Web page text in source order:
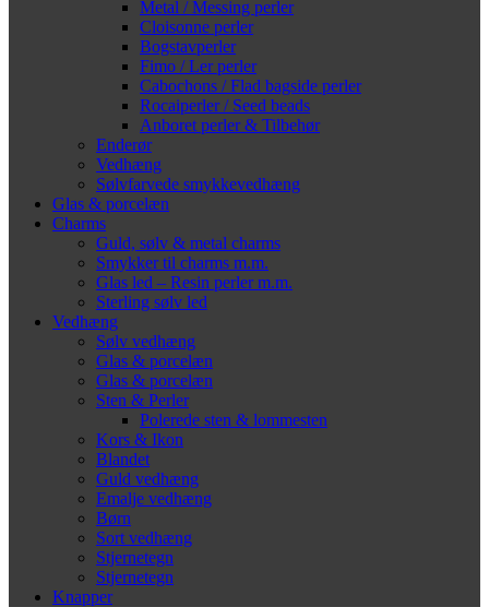
Metal / Messing perler
Cloisonne perler
Bogstavperler
Fimo / Ler perler
Cabochons / Flad bagside perler
Rocaiperler / Seed beads
Anboret perler & Tilbehør
Enderør
Vedhæng
Sølvfarvede smykkevedhæng
Glas & porcelæn
Charms
Guld, sølv & metal charms
Smykker til charms m.m.
Glas led – Resin perler m.m.
Sterling sølv led
Vedhæng
Sølv vedhæng
Glas & porcelæn
Glas & porcelæn
Sten & Perler
Polerede sten & lommesten
Kors & Ikon
Blandet
Guld vedhæng
Emalje vedhæng
Børn
Sort vedhæng
Stjernetegn
Stjernetegn
Knapper